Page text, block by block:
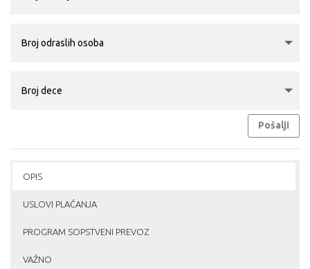
Pošalji
OPIS
USLOVI PLAĆANJA
PROGRAM SOPSTVENI PREVOZ
VAŽNO